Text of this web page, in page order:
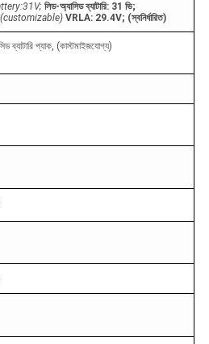
লিড-অ্যাসিড ব্যাটারি: 31 ভি;
VRLA: 29.4V; (স্বনির্ধারিত)
ব্যাটারি প্যাক, (কাস্টমাইজযোগ্য)